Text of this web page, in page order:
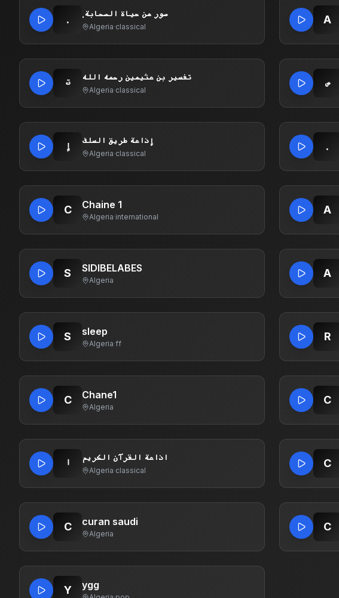
. .صور من حياة الصحابة
Algeria·classical
A
ت تفسير بن عثيمين رحمه الله
Algeria·classical
ص
إ إذاعة طريق السلف
Algeria·classical
.
C Chaine 1
Algeria·international
A
S SIDIBELABES
Algeria
A
S sleep
Algeria·ff
R
C Chane1
Algeria
C
ا اذاعة القرآن الكريم
Algeria·classical
C
C curan saudi
Algeria
C
Y ygg